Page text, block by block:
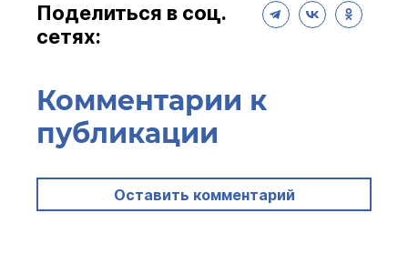
Поделиться в соц.
сетях:
Комментарии к
публикации
Оставить комментарий